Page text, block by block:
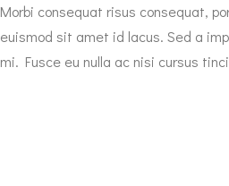
Morbi consequat risus consequat,
euismod sit amet id lacus. Sed a
mi. Fusce eu nulla ac nisi cursus